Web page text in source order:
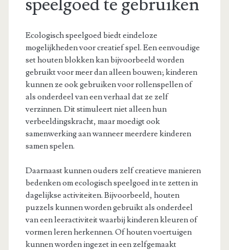
Ecologisch speelgoed biedt eindeloze
mogelijkheden voor creatief spel. Een eenvoudige
set houten blokken kan bijvoorbeeld worden
gebruikt voor meer dan alleen bouwen; kinderen
kunnen ze ook gebruiken voor rollenspellen of
als onderdeel van een verhaal dat ze zelf
verzinnen. Dit stimuleert niet alleen hun
verbeeldingskracht, maar moedigt ook
samenwerking aan wanneer meerdere kinderen
samen spelen.
Daarnaast kunnen ouders zelf creatieve manieren
bedenken om ecologisch speelgoed in te zetten in
dagelijkse activiteiten. Bijvoorbeeld, houten
puzzels kunnen worden gebruikt als onderdeel
van een leeractiviteit waarbij kinderen kleuren of
vormen leren herkennen. Of houten voertuigen
kunnen worden ingezet in een zelfgemaakt